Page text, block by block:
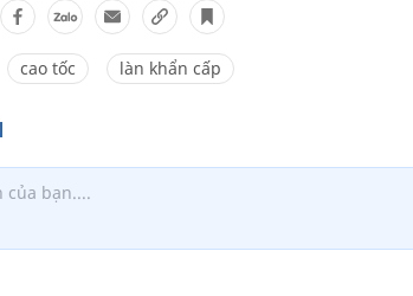
cao tốc làn khẩn cấp